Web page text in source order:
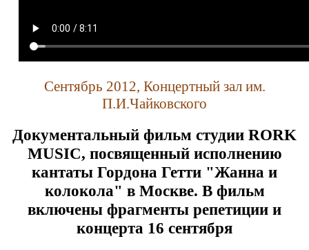
Сентябрь 2012, Концертный зал им.
П.И.Чайковского
Документальный фильм студии RORK
MUSIC, посвященный исполнению
кантаты Гордона Гетти "Жанна и
колокола" в Москве. В фильм
включены фрагменты репетиции и
концерта 16 сентября